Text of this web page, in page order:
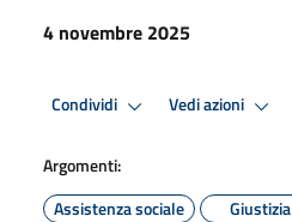
4 novembre 2025
Condividi Vedi azioni
Argomenti:
Assistenza sociale
Giustizia